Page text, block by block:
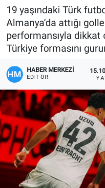
19 yaşındaki Türk
Almanya’da attığı
performansıyla dikkat
Türkiye formasını
HABER MERKEZİ
EDITÖR
Turizm
Sağlık
Yaşam
Kültür Sanat
Bilim ve Teknoloji
Genel
Tüm Manşetler
Son Dakika Haberleri